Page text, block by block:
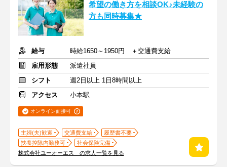
希望の働き方を相談OK♪未経験の
方も同時募集★
給与
時給1650～1950円 ＋交通費支給
雇用形態
派遣社員
シフト
週2日以上 1日8時間以上
アクセス
小本駅
オンライン面接可
主婦(夫)歓迎 交通費支給
履歴書不要
扶養控除内勤務可
社会保険完備
株式会社ユーオーエス の求人一覧を見る